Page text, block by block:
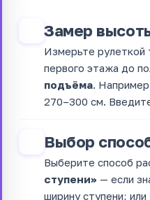
Замер
Измерьте рулеткой
первого этажа до
подъёма .
270–300 см.
Выбор
Выберите способ
ступени» — если
ширину ступени; или